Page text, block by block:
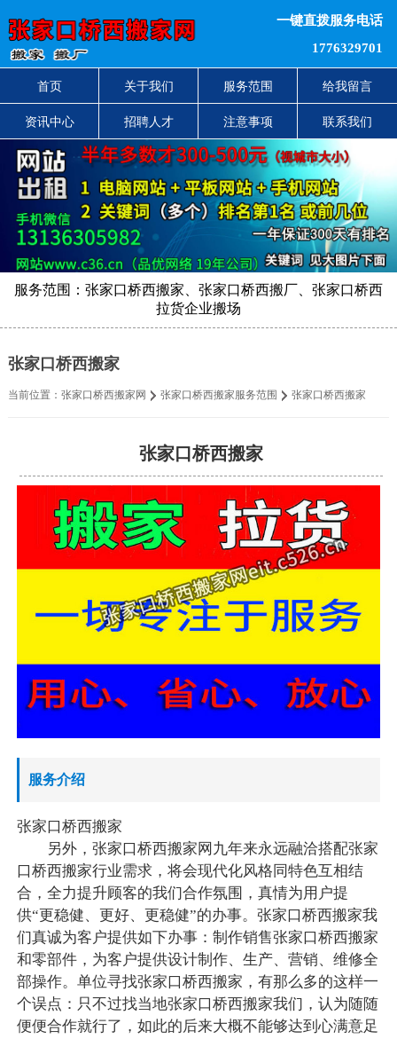
一键直拨服务电话
1776329701
首页 关于我们 服务范围 给我留言
资讯中心 招聘人才 注意事项 联系我们
服务范围：张家口桥西搬家、张家口桥西搬厂、张家口桥西
拉货企业搬场
张家口桥西搬家
当前位置： 张家口桥西搬家网 张家口桥西搬家服务范围 张家口桥西搬家
张家口桥西搬家
服务介绍
张家口桥西搬家
另外，张家口桥西搬家网九年来永远融洽搭配张家
口桥西搬家行业需求，将会现代化风格同特色互相结
合，全力提升顾客的我们合作氛围，真情为用户提
供“更稳健、更好、更稳健”的办事。张家口桥西搬家我
们真诚为客户提供如下办事：制作销售张家口桥西搬家
和零部件，为客户提供设计制作、生产、营销、维修全
部操作。单位寻找张家口桥西搬家，有那么多的这样一
个误点：只不过找当地张家口桥西搬家我们，认为随随
便便合作就行了，如此的后来大概不能够达到心满意足